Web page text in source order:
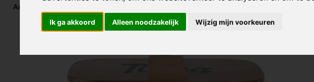
Ik ga akkoord Alleen noodzakelijk Wijzig mijn voorkeuren
Artikelnummer: